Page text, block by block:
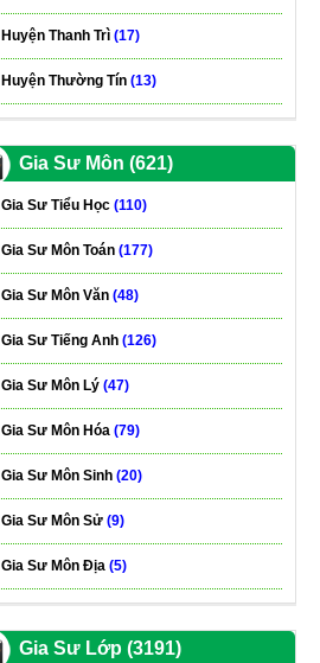
Huyện Thanh Trì (17)
Huyện Thường Tín (13)
Gia Sư Môn (621)
Gia Sư Tiểu Học (110)
Gia Sư Môn Toán (177)
Gia Sư Môn Văn (48)
Gia Sư Tiếng Anh (126)
Gia Sư Môn Lý (47)
Gia Sư Môn Hóa (79)
Gia Sư Môn Sinh (20)
Gia Sư Môn Sử (9)
Gia Sư Môn Địa (5)
Gia Sư Lớp (3191)